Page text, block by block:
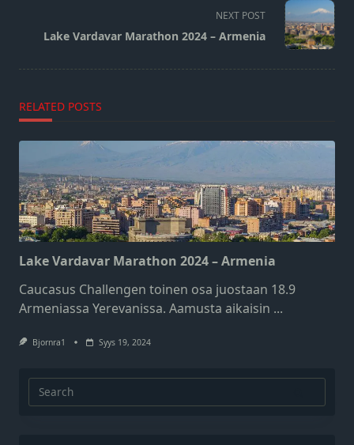
reader-
NEXT POST
Lake Vardavar Marathon 2024 – Armenia
RELATED POSTS
Lake Vardavar Marathon 2024 – Armenia
Caucasus Challengen toinen osa juostaan 18.9
Armeniassa Yerevanissa. Aamusta aikaisin ...
Bjornra1 Syys 19, 2024
Search